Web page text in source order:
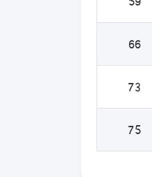
66
73
75